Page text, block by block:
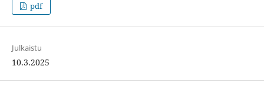
pdf
Julkaistu
10.3.2025